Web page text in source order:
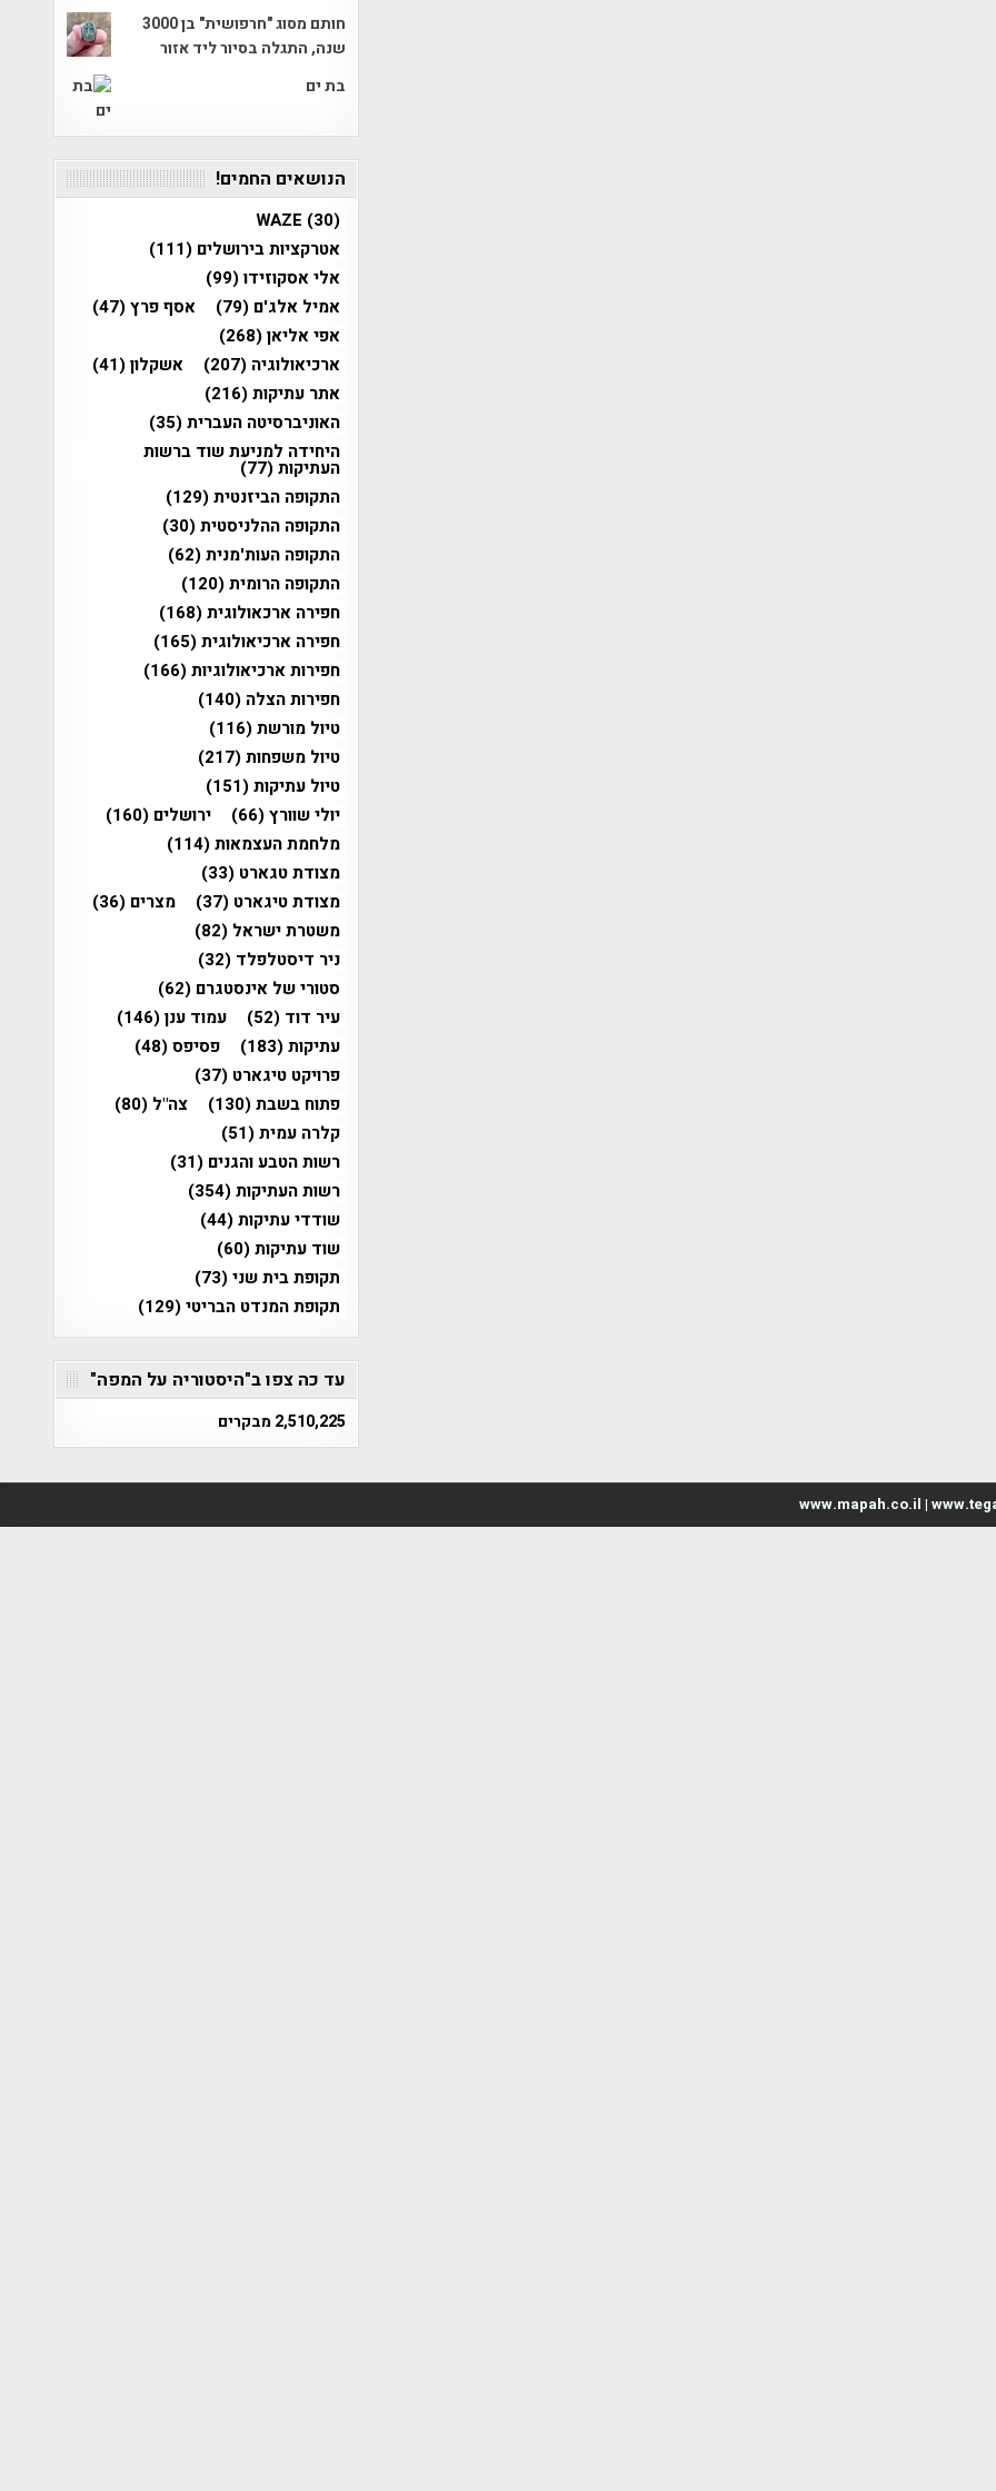
חותם מסוג "חרפושית" בן 3000
שנה, התגלה בסיור ליד אזור
בת ים
הנושאים החמים!
WAZE (30)
אטרקציות בירושלים (111)
אלי אסקוזידו(99)
אמיל אלג'ם (79) אסף פרץ(47)
אפי אליאן(268)
ארכיאולוגיה (207) אשקלון(41)
אתר עתיקות(216)
האוניברסיטה העברית(35)
היחידה למניעת שוד ברשות
העתיקות(77)
התקופה הביזנטית(129)
התקופה ההלניסטית(30)
התקופה העות'מנית(62)
התקופה הרומית(120)
חפירה ארכאולוגית(168)
חפירה ארכיאולוגית(165)
חפירות ארכיאולוגיות(166)
חפירות הצלה (140)
טיול מורשת(116)
טיול משפחות(217)
טיול עתיקות(151)
יולי שוורץ(66) ירושלים (160)
מלחמת העצמאות(114)
מצודת טגארט (33)
מצודת טיגארט (37) מצרים (36)
משטרת ישראל (82)
ניר דיסטלפלד (32)
סטורי של אינסטגרם (62)
עיר דוד (52) עמוד ענן(146)
עתיקות(183) פסיפס(48)
פרויקט טיגארט (37)
פתוח בשבת(130) צה"ל (80)
קלרה עמית(51)
רשות הטבע והגנים (31)
רשות העתיקות(354)
שודדי עתיקות(44)
שוד עתיקות(60)
תקופת בית שני(73)
תקופת המנדט הבריטי(129)
עד כה צפו ב"היסטוריה על המפה"
2,510,225 מבקרים